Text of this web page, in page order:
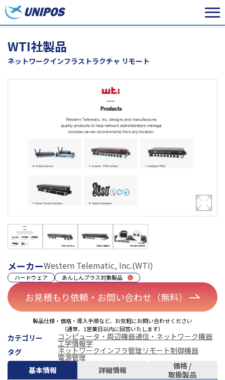
WTI社製品
ネットワークインフラストラクチャ リモート
メーカーWestern Telematic, Inc.(WTI)
ハードウェア あんしんプラス対象製品
お見積もり依頼・お問い合わせ（無料）
製品仕様・価格・導入手順など、お気軽にお問い合わせください
（通常、1営業日以内に回答いたします）
カテゴリー コンピュータ・周辺機器通信・ネットワーク機器
工学情報学
タグ
ネットワークインフラ管理 リモート制御機器
電源管理
基本情報
詳細情報
価格 /
取扱製品